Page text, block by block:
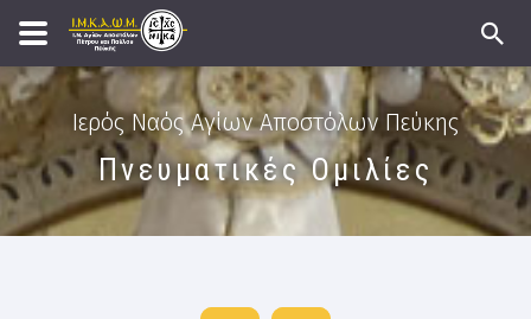
Ιερός Ναός Αγίων Αποστόλων Πεύκης
Πνευματικές Ομιλίες